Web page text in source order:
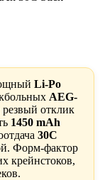
Li-Po
AEG-
резвый отклик
1450 mAh
30C
Форм-фактор
крейнстоков,